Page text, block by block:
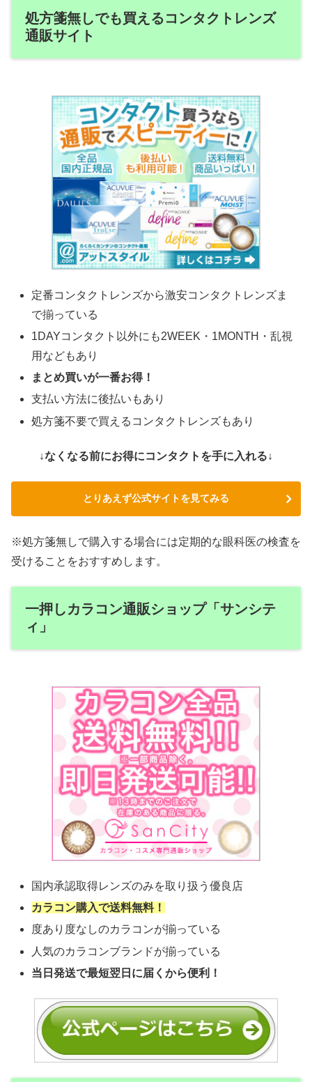
処方箋無しでも買えるコンタクトレンズ
通販サイト
定番コンタクトレンズから激安コンタクトレンズま
で揃っている
1DAYコンタクト以外にも2WEEK・1MONTH・乱視
用などもあり
まとめ買いが一番お得！
支払い方法に後払いもあり
処方箋不要で買えるコンタクトレンズもあり
↓なくなる前にお得にコンタクトを手に入れる↓
とりあえず公式サイトを見てみる
※処方箋無しで購入する場合には定期的な眼科医の検査を
受けることをおすすめします。
一押しカラコン通販ショップ「サンシテ
ィ」
国内承認取得レンズのみを取り扱う優良店
カラコン購入で送料無料！
度あり度なしのカラコンが揃っている
人気のカラコンブランドが揃っている
当日発送で最短翌日に届くから便利！